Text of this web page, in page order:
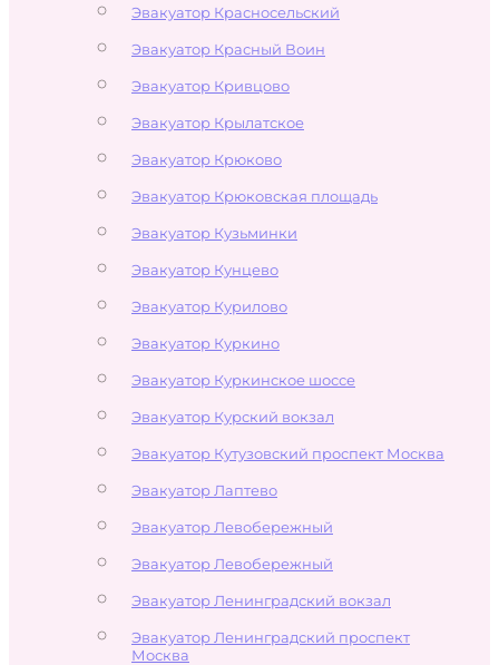
Эвакуатор Красносельский
Эвакуатор Красный Воин
Эвакуатор Кривцово
Эвакуатор Крылатское
Эвакуатор Крюково
Эвакуатор Крюковская площадь
Эвакуатор Кузьминки
Эвакуатор Кунцево
Эвакуатор Курилово
Эвакуатор Куркино
Эвакуатор Куркинское шоссе
Эвакуатор Курский вокзал
Эвакуатор Кутузовский проспект Москва
Эвакуатор Лаптево
Эвакуатор Левобережный
Эвакуатор Левобережный
Эвакуатор Ленинградский вокзал
Эвакуатор Ленинградский проспект
Москва